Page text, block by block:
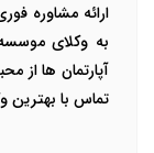
ارائه مشاوره
به وکلای
آپارتمان ها از
تماس با بهترین